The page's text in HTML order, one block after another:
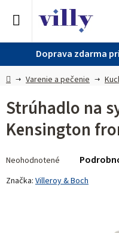
Doprava zdarma
DomovVarenie a pečenie
Strúhadlo na
Kensington
hodnotenie
produktu
Neohodnotené
Značka: Villeroy & Boch